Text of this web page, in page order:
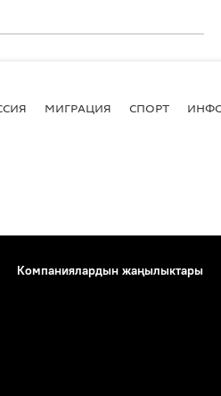
МИГРАЦИЯ СПОРТ
Компаниялардын жаңылыктары